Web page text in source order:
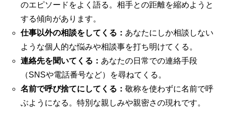
のエピソードをよく語る。相手との距離を縮めようと
する傾向があります。
仕事以外の相談をしてくる： あなたにしか相談しない
ような個人的な悩みや相談事を打ち明けてくる。
連絡先を聞いてくる： あなたの日常での連絡手段
（SNSや電話番号など）を尋ねてくる。
名前で呼び捨てにしてくる： 敬称を使わずに名前で呼
ぶようになる。特別な親しみや親密さの現れです。